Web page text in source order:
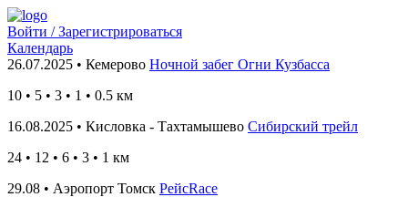
Войти / Зарегистрироваться
Календарь
26.07.2025 • Кемерово Ночной забег Огни Кузбасса
10 • 5 • 3 • 1 • 0.5 км
16.08.2025 • Кисловка - Тахтамышево Сибирский трейл
24 • 12 • 6 • 3 • 1 км
29.08 • Аэропорт Томск РейсRace